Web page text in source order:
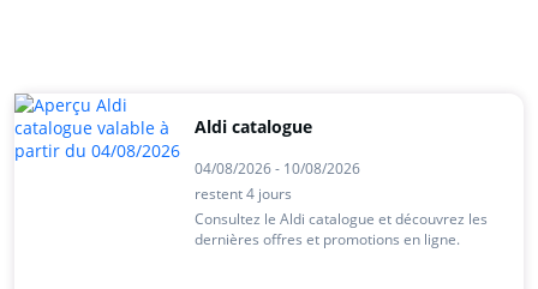
Aldi catalogue
04/08/2026 - 10/08/2026
restent 4 jours
Consultez le Aldi catalogue et découvrez les
dernières offres et promotions en ligne.